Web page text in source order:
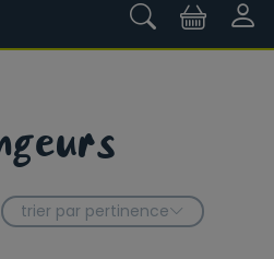
trier par pertinence